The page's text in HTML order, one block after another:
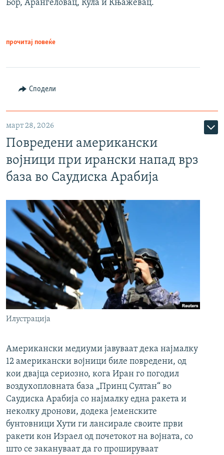
Бор, Аранѓеловац, Кула и Књажевац.
прочитај повеќе
Сподели
март 28, 2026
Повредени американски
војници при ирански напад врз
база во Саудиска Арабија
Илустрација
Американски медиуми јавуваат дека најмалку
12 американски војници биле повредени, од
кои двајца сериозно, кога Иран го погодил
воздухопловната база „Принц Султан“ во
Саудиска Арабија со најмалку една ракета и
неколку дронови, додека јеменските
бунтовници Хути ги лансирале своите први
ракети кон Израел од почетокот на војната, со
што се закануваат да го прошируваат